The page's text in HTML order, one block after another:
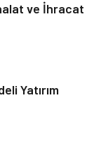
ve İhracat
Yatırım